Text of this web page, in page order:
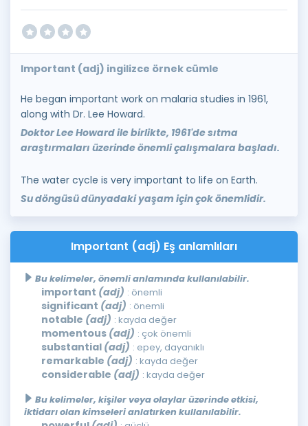
Important (adj) ingilizce örnek cümle
He began important work on malaria studies in 1961,
along with Dr. Lee Howard.
Doktor Lee Howard ile birlikte, 1961'de sıtma
araştırmaları üzerinde önemli çalışmalara başladı.
The water cycle is very important to life on Earth.
Su döngüsü dünyadaki yaşam için çok önemlidir.
Important (adj) Eş anlamlıları
Bu kelimeler, önemli anlamında kullanılabilir.
important (adj) : önemli
significant (adj) : önemli
notable (adj) : kayda değer
momentous (adj) : çok önemli
substantial (adj) : epey, dayanıklı
remarkable (adj) : kayda değer
considerable (adj) : kayda değer
Bu kelimeler, kişiler veya olaylar üzerinde etkisi,
iktidarı olan kimseleri anlatırken kullanılabilir.